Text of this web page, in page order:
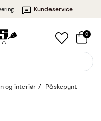
Kundeservice
0
og interiør Påskepynt